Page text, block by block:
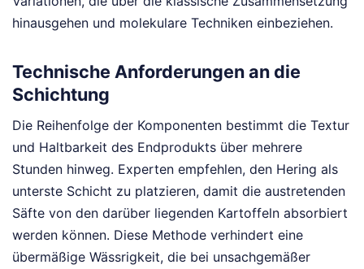
hinausgehen und molekulare Techniken einbeziehen.
Technische Anforderungen an die
Schichtung
Die Reihenfolge der Komponenten bestimmt die Textur
und Haltbarkeit des Endprodukts über mehrere
Stunden hinweg. Experten empfehlen, den Hering als
unterste Schicht zu platzieren, damit die austretenden
Säfte von den darüber liegenden Kartoffeln absorbiert
werden können. Diese Methode verhindert eine
übermäßige Wässrigkeit, die bei unsachgemäßer